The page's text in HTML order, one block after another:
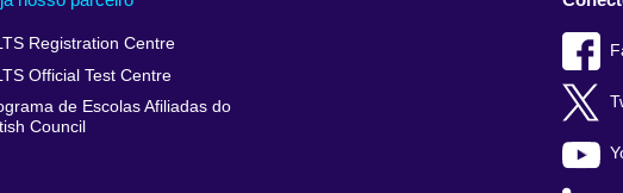
Registration Centre
Official Test Centre
de Escolas Afiliadas do
Council